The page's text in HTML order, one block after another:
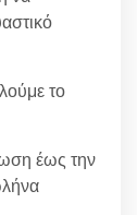
το
έως την